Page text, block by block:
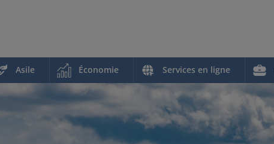
Asile Économie Services en ligne